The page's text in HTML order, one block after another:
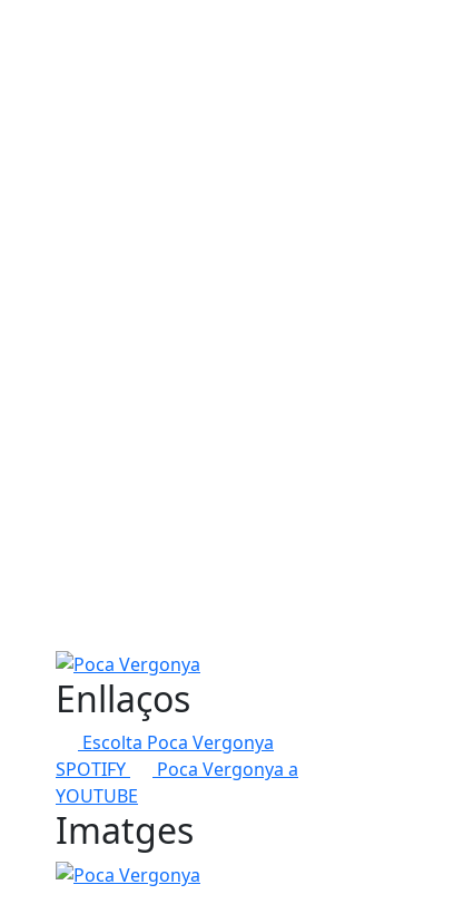
Poca Vergonya
Enllaços
Escolta Poca Vergonya
SPOTIFY
Poca Vergonya a
YOUTUBE
Imatges
Poca Vergonya